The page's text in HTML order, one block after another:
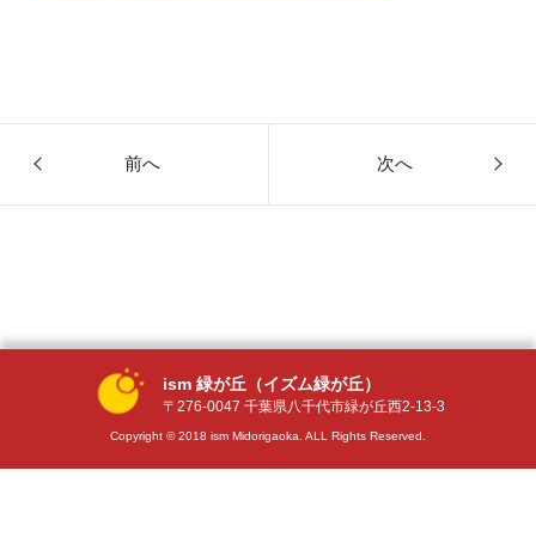
前へ 次へ
ism 緑が丘（イズム緑が丘）
〒276-0047 千葉県八千代市緑が丘西2-13-3
Copyright © 2018 ism Midorigaoka. ALL Rights Reserved.